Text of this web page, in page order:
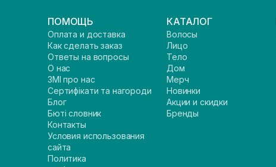
ПОМОЩЬ
Оплата и доставка
Как сделать заказ
Ответы на вопросы
О нас
ЗМІ про нас
Сертифікати та нагороди
Блог
Бюті словник
Контакты
Условия использования
сайта
Политика
КАТАЛОГ
Волосы
Лицо
Тело
Дом
Мерч
Новинки
Акции и скидки
Бренды